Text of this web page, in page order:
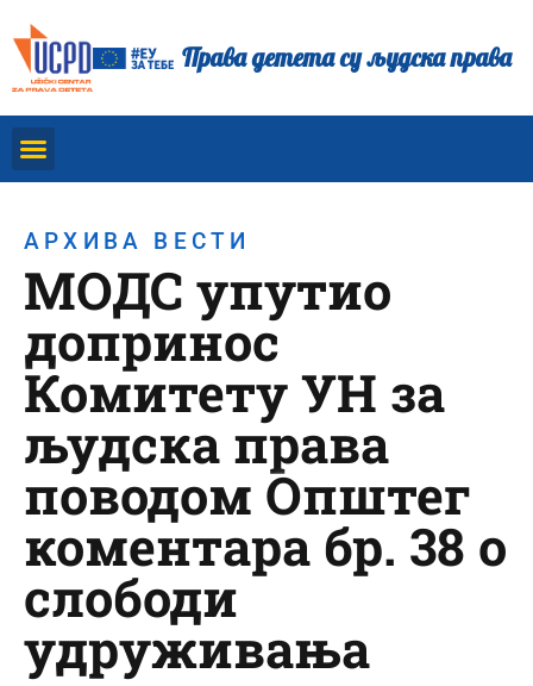
Права детета су људска права
АРХИВА ВЕСТИ
МОДС упутио
допринос
Комитету УН за
људска права
поводом Општег
коментара бр. 38 о
слободи
удруживања